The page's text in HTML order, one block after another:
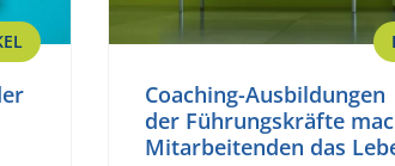
Coaching-
der Führungskräfte
Mitarbeitenden das